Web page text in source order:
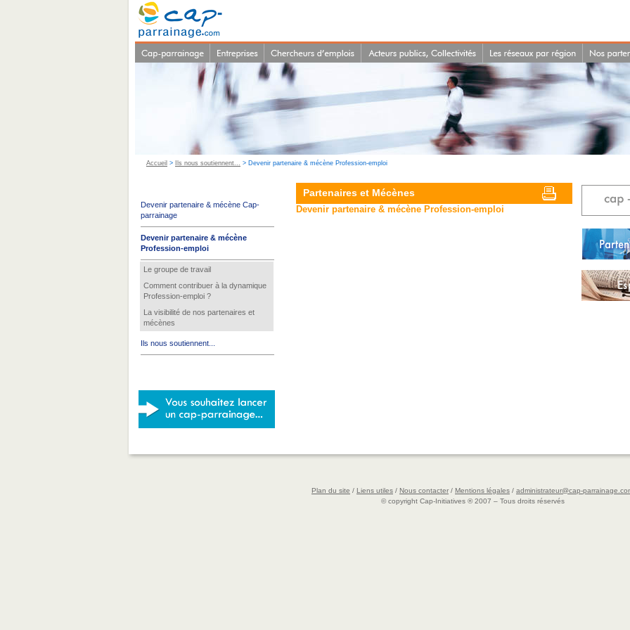
Accueil > Ils nous soutiennent... > Devenir partenaire & mécène Profession-emploi
Partenaires et Mécènes
Devenir partenaire & mécène Profession-emploi
Devenir partenaire & mécène Cap-
parrainage
Devenir partenaire & mécène
Profession-emploi
Le groupe de travail
Comment contribuer à la dynamique
Profession-emploi ?
La visibilité de nos partenaires et
mécènes
Ils nous soutiennent...
Plan du site / Liens utiles / Nous contacter / Mentions légales / administrateur@cap-
© copyright Cap-Initiatives ® 2007 – Tous droits réservés